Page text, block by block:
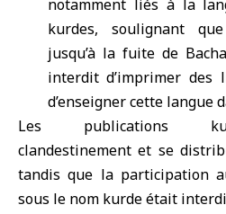
notamment liés à la
kurdes, soulignant
jusqu’à la fuite de
interdit d’imprimer des
d’enseigner cette langue
Les publications
clandestinement et se
tandis que la participation
sous le nom kurde était